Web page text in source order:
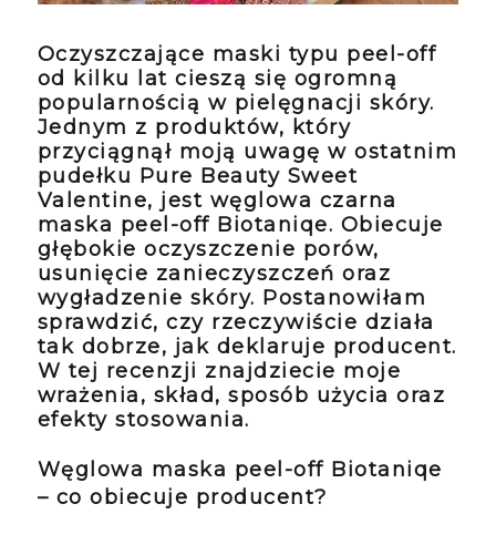
Oczyszczające maski typu peel-off
od kilku lat cieszą się ogromną
popularnością w pielęgnacji skóry.
Jednym z produktów, który
przyciągnął moją uwagę w ostatnim
pudełku Pure Beauty Sweet
Valentine, jest węglowa czarna
maska peel-off Biotaniqe. Obiecuje
głębokie oczyszczenie porów,
usunięcie zanieczyszczeń oraz
wygładzenie skóry. Postanowiłam
sprawdzić, czy rzeczywiście działa
tak dobrze, jak deklaruje producent.
W tej recenzji znajdziecie moje
wrażenia, skład, sposób użycia oraz
efekty stosowania.
Węglowa maska peel-off Biotaniqe
– co obiecuje producent?